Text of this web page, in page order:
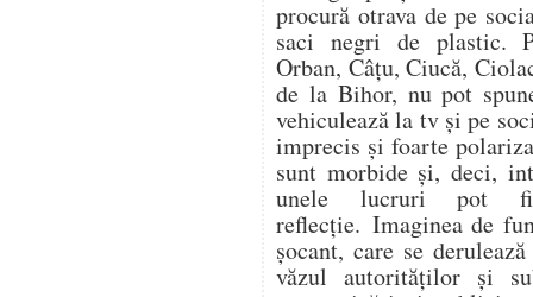
procură otrava de pe
saci negri de plastic.
Orban, Câțu, Ciucă,
de la Bihor, nu pot
vehiculează la tv și pe
imprecis și foarte
sunt morbide și, deci,
unele lucruri pot
reflecție. Imaginea de
șocant, care se
văzul autorităților și